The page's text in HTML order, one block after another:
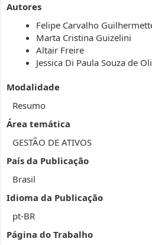
Autores
Felipe Carvalho
Marta Cristina Guizelini
Altair Freire
Jessica Di Paula Souza de
Modalidade
Resumo
Área temática
GESTÃO DE ATIVOS
País da Publicação
Brasil
Idioma da Publicação
pt-BR
Página do Trabalho